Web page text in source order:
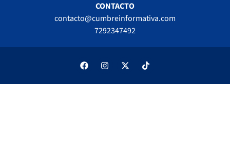
CONTACTO
contacto@cumbreinformativa.com
7292347492